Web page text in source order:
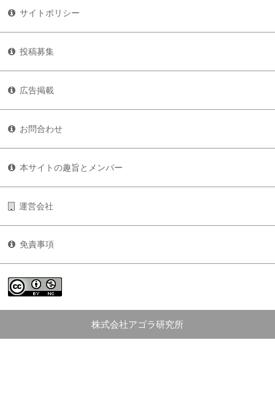
サイトポリシー
投稿募集
広告掲載
お問合わせ
本サイトの趣旨とメンバー
運営会社
免責事項
株式会社アゴラ研究所